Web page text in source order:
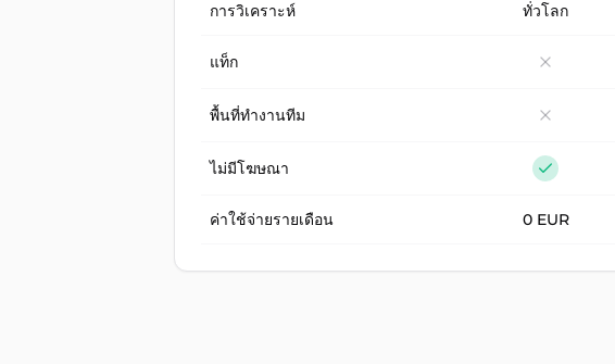
การวิเคราะห์ ทั่วโลก
แท็ก
พื้นที่ทำงานทีม
ไม่มีโฆษณา
ค่าใช้จ่ายรายเดือน 0 EUR